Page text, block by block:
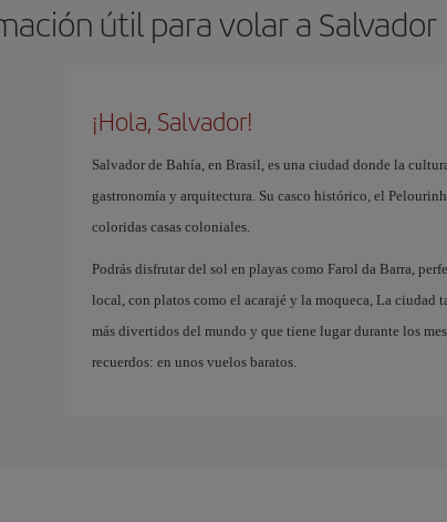
útil para volar a Salvador
¡Hola, Salvador!
Salvador de Bahía, en Brasil, es una ciudad donde la
gastronomía y arquitectura. Su casco histórico, el
coloridas casas coloniales.
Podrás disfrutar del sol en playas como Farol da Barra,
local, con platos como el acarajé y la moqueca, La ciudad
más divertidos del mundo y que tiene lugar durante los
recuerdos: en unos vuelos baratos.